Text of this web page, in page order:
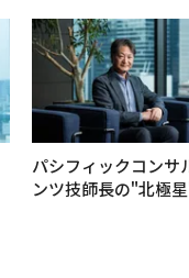
パシフィックコンサ
ンツ技師長の"北極